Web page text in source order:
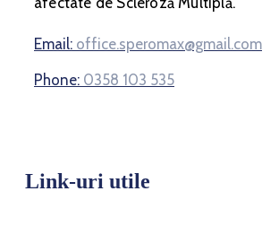
Email: office.speromax@gmail.com
Phone: 0358 103 535
Link-uri utile